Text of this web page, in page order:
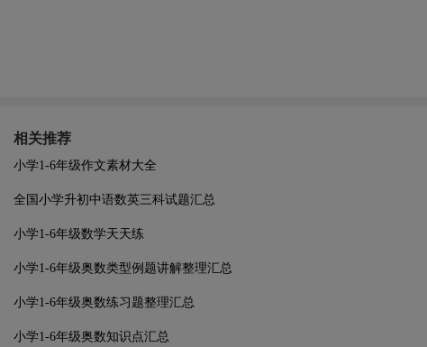
相关推荐
小学1-6年级作文素材大全
全国小学升初中语数英三科试题汇总
小学1-6年级数学天天练
小学1-6年级奥数类型例题讲解整理汇总
小学1-6年级奥数练习题整理汇总
小学1-6年级奥数知识点汇总